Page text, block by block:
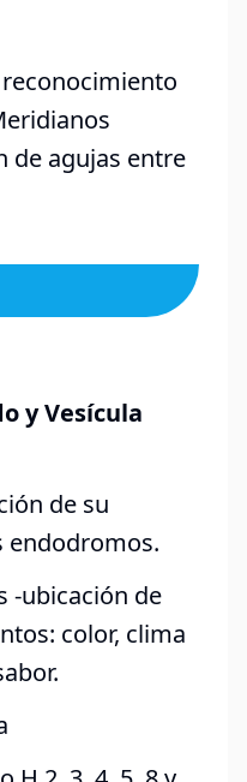
de agujas entre
y Vesícula
de su
endodromos.
-ubicación de
color, clima